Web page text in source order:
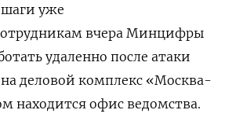
уже
вчера Минцифры
удаленно после атаки
деловой комплекс «Москва-
находится офис ведомства.